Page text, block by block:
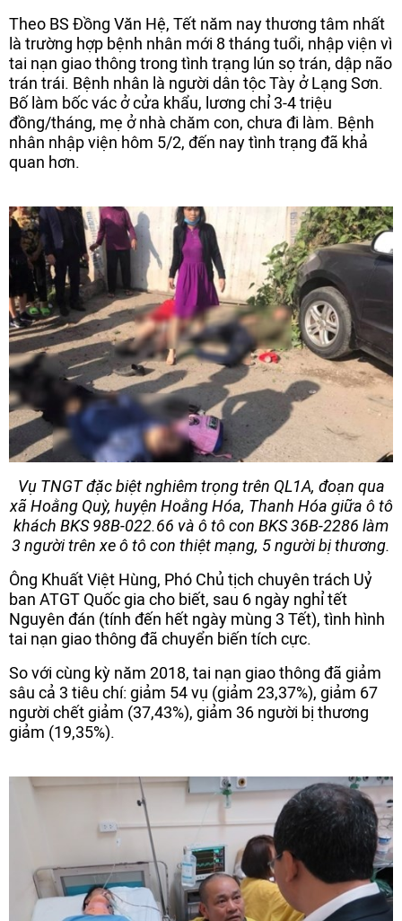
Theo BS Đồng Văn Hệ, Tết năm nay thương tâm nhất
là trường hợp bệnh nhân mới 8 tháng tuổi, nhập viện vì
tai nạn giao thông trong tình trạng lún sọ trán, dập não
trán trái. Bệnh nhân là người dân tộc Tày ở Lạng Sơn.
Bố làm bốc vác ở cửa khẩu, lương chỉ 3-4 triệu
đồng/tháng, mẹ ở nhà chăm con, chưa đi làm. Bệnh
nhân nhập viện hôm 5/2, đến nay tình trạng đã khả
quan hơn.
Vụ TNGT đặc biệt nghiêm trọng trên QL1A, đoạn qua
xã Hoằng Quỳ, huyện Hoằng Hóa, Thanh Hóa giữa ô tô
khách BKS 98B-022.66 và ô tô con BKS 36B-2286 làm
3 người trên xe ô tô con thiệt mạng, 5 người bị thương.
Ông Khuất Việt Hùng, Phó Chủ tịch chuyên trách Uỷ
ban ATGT Quốc gia cho biết, sau 6 ngày nghỉ tết
Nguyên đán (tính đến hết ngày mùng 3 Tết), tình hình
tai nạn giao thông đã chuyển biến tích cực.
So với cùng kỳ năm 2018, tai nạn giao thông đã giảm
sâu cả 3 tiêu chí: giảm 54 vụ (giảm 23,37%), giảm 67
người chết giảm (37,43%), giảm 36 người bị thương
giảm (19,35%).